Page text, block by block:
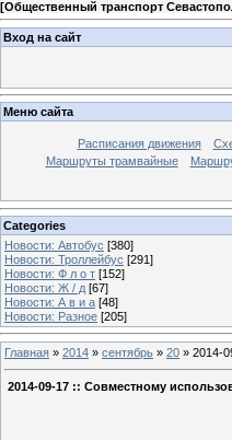
[Общественный транспорт
Вход на сайт
Меню сайта
Расписания движения
Маршруты трамвайные
Categories
Новости: Автобус [380]
Новости: Троллейбус [291]
Новости: Ф л о т [152]
Новости: Ж / д [67]
Новости: А в и а [48]
Новости: Разное [205]
Главная » 2014 » сентябрь » 20 » 2014-
2014-09-17 :: Совместному